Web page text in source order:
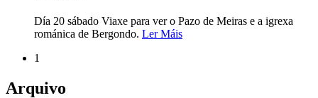
Día 20 sábado Viaxe para ver o Pazo de Meiras e a igrexa
románica de Bergondo. Ler Máis
1
Arquivo